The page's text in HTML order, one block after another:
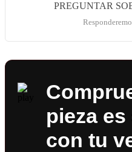
PREGUNTAR
pieza
con tu